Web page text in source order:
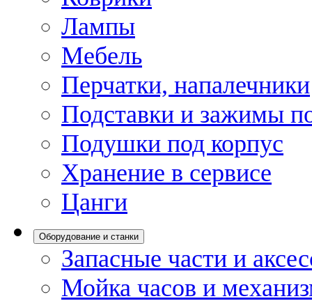
Лампы
Мебель
Перчатки, напалечники
Подставки и зажимы
Подушки под корпус
Хранение в сервисе
Цанги
Оборудование и станки
Запасные части и
Мойка часов и